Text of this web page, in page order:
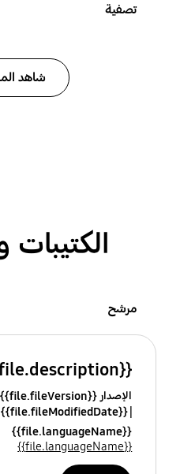
تصفية
شاهد
الكتيبات
مرشح
{{file.description}}
الإصدار {{file.fileVersion}}
{{file.fileModifiedDate}}
{{file.languageName}}
{{file.languageName}}